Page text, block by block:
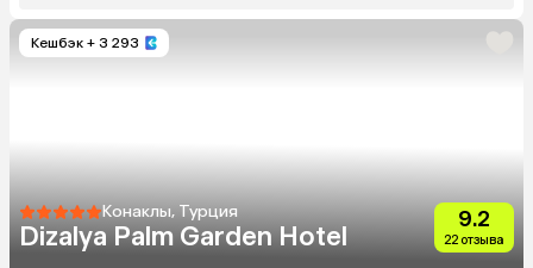
Кешбэк + 3 293
Конаклы, Турция
Dizalya Palm Garden Hotel
9.2
22 отзыва